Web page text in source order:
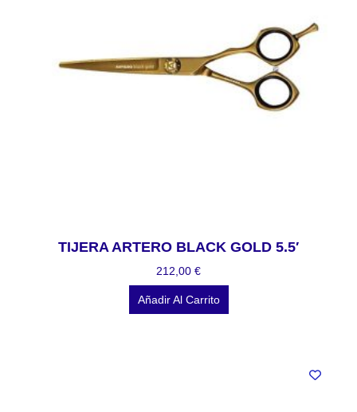
TIJERA ARTERO BLACK GOLD 5.5′
212,00 €
Añadir Al Carrito